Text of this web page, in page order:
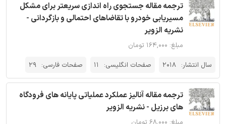
ترجمه مقاله جستجوی راه اندازی سریعتر برای مشکل
مسیریابی خودرو با تقاضاهای احتمالی و بازگردانی -
نشریه الزویر
مبلغ: ۱۶۴,۰۰۰ تومان
سال انتشار: 2018 صفحات انگلیسی: 11 صفحات فارسی: 29
ترجمه مقاله آنالیز عملکرد عملیاتی پایانه های فرودگاه
های برزیل - نشریه الزویر